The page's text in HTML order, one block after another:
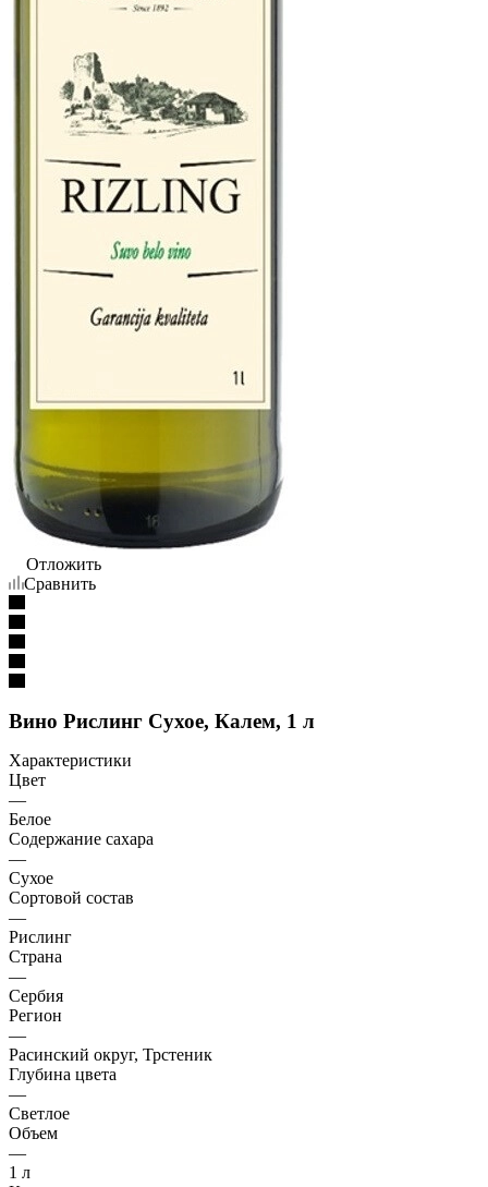
Отложить
Сравнить
Вино Рислинг Сухое, Калем, 1 л
Характеристики
Цвет
—
Белое
Содержание сахара
—
Сухое
Сортовой состав
—
Рислинг
Страна
—
Сербия
Регион
—
Расинский округ, Трстеник
Глубина цвета
—
Светлое
Объем
—
1 л